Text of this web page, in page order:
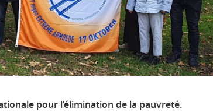
pour l’élimination de la pauvreté.